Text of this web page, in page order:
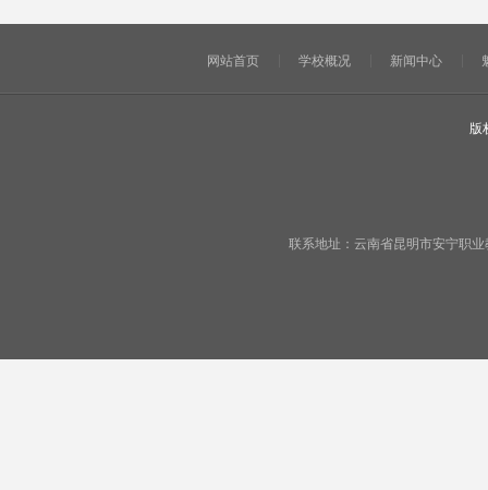
网站首页 学校概况 新闻中心
版
联系地址：云南省昆明市安宁职